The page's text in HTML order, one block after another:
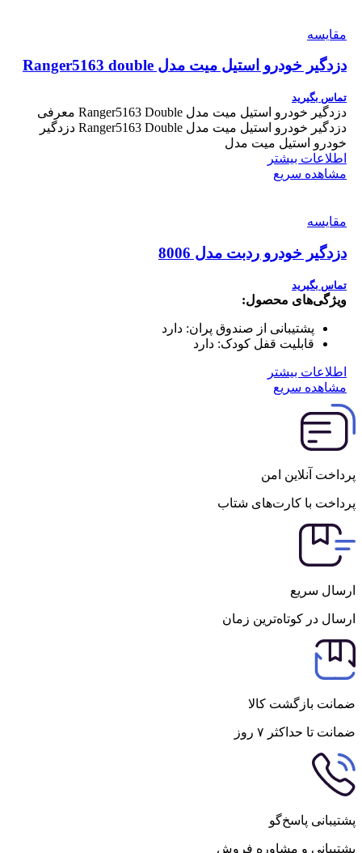
مقایسه
دزدگیر خودرو استیل میت مدل Ranger5163 double
تماس بگیرید
دزدگیر خودرو استیل میت مدل Ranger5163 Double معرفی
دزدگیر خودرو استیل میت مدل Ranger5163 Double دزدگیر
خودرو استیل میت مدل
اطلاعات بیشتر
مشاهده سریع
مقایسه
دزدگیر خودرو ردبت مدل 8006
تماس بگیرید
ویژگی‌های محصول:
پشتیبانی از صندوق پران: دارد
قابلیت قفل کودک: دارد
اطلاعات بیشتر
مشاهده سریع
پرداخت آنلاین امن
پرداخت با کارت‌های شتاب
ارسال سریع
ارسال در کوتاه‌ترین زمان
ضمانت بازگشت کالا
ضمانت تا حداکثر ۷ روز
پشتیبانی پاسخ‌گو
پشتیبانی و مشاوره فروش